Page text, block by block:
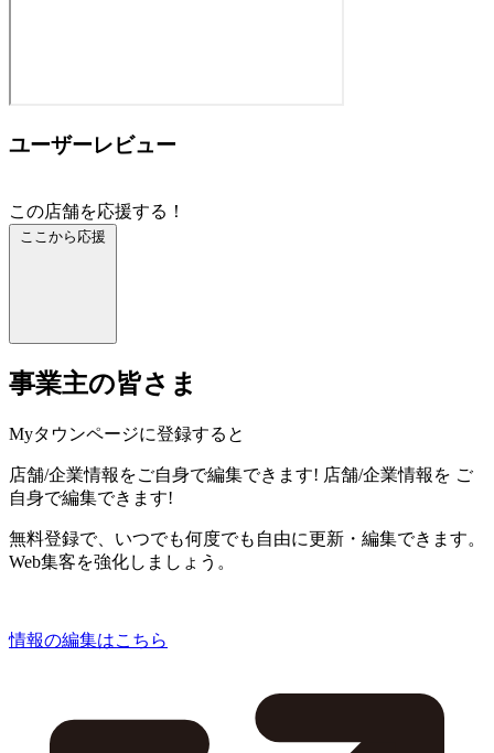
ユーザーレビュー
この店舗を応援する！
ここから応援
事業主の皆さま
Myタウンページに登録すると
店舗/企業情報をご自身で編集できます! 店舗/企業情報を ご
自身で編集できます!
無料登録で、いつでも何度でも自由に更新・編集できます。
Web集客を強化しましょう。
情報の編集はこちら